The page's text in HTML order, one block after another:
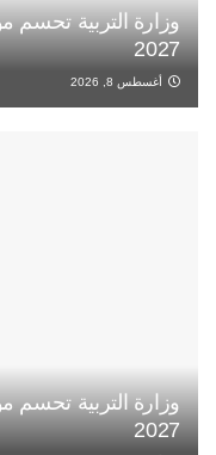
2027
أغسطس 8, 2026
2027